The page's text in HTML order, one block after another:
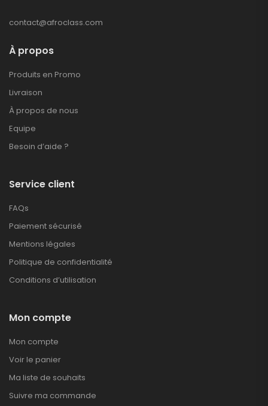
contact@afroclass.com
À propos
Produits en Promo
Livraison
À propos de nous
Equipe
Besoin d’aide ?
Service client
FAQs
Paiement sécurisé
Mentions légales
Politique de confidentialité
Conditions d’utilisation
Mon compte
Mon compte
Voir le panier
Ma liste de souhaits
Suivre ma commande